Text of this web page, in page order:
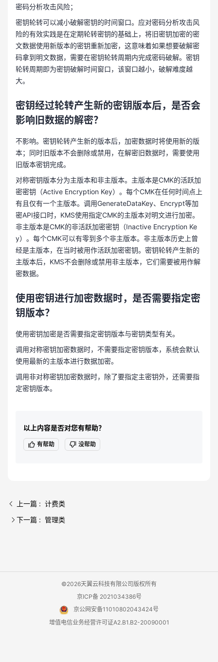
密码分析攻击风险；
密钥轮转可以减小破解密钥的时间窗口。应对密码分析攻击风
险的有效实践是在定期轮转密钥的基础上，将旧密钥加密的密
文数据使用新版本的密钥重新加密，这意味着如果想要破解密
码拿到明文数据，需要在密钥轮转周期内完成密码破解。密钥
轮转周期即为密钥破解时间窗口，该窗口越小，破解难度越
大。
密钥经过轮转产生新的密钥版本后，是否会
影响旧数据的解密？
不影响。密钥轮转产生新的版本后，加密数据时将使用新的版
本；同时旧版本不会删除或禁用，在解密旧数据时，需要使用
旧版本密钥完成。
对称密钥版本分为主版本和非主版本。主版本是CMK的活跃加
密密钥（Active Encryption Key）。每个CMK在任何时间点上
有且仅有一个主版本。调用GenerateDataKey、Encrypt等加
密API接口时，KMS使用指定CMK的主版本对明文进行加密。
非主版本是CMK的非活跃加密密钥（Inactive Encryption Ke
y）。每个CMK可以有零到多个非主版本。非主版本历史上曾
经是主版本，在当时被用作活跃加密密钥。密钥轮转产生新的
主版本后，KMS不会删除或禁用非主版本，它们需要被用作解
密数据。
使用密钥进行加密数据时，是否需要指定密
钥版本？
使用密钥加密是否需要指定密钥版本与密钥类型有关。
调用对称密钥加密数据时，不需要指定密钥版本，系统会默认
使用最新的主版本进行数据加密。
调用非对称密钥加密数据时，除了要指定主密钥外，还需要指
定密钥版本。
以上内容是否对您有帮助？
有帮助 没帮助
上一篇 : 计费类
下一篇 : 管理类
©2026天翼云科技有限公司版权所有
京ICP备 2021034386号
京公网安备11010802043424号
增值电信业务经营许可证A2.B1.B2-20090001